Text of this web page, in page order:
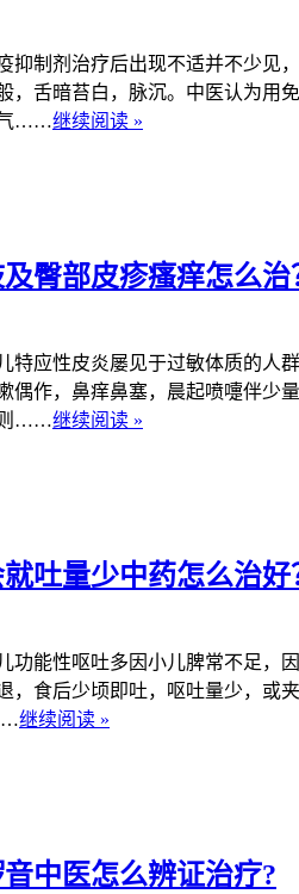
剂治疗后出现不适并不少见
舌暗苔白，脉沉。中医认为用
气……继续阅读 »
臀部皮疹瘙痒怎么治
性皮炎屡见于过敏体质的人
作，鼻痒鼻塞，晨起喷嚏伴少
则……继续阅读 »
吐量少中药怎么治好
性呕吐多因小儿脾常不足，
食后少顷即吐，呕吐量少，或
继续阅读 »
中医怎么辨证治疗?